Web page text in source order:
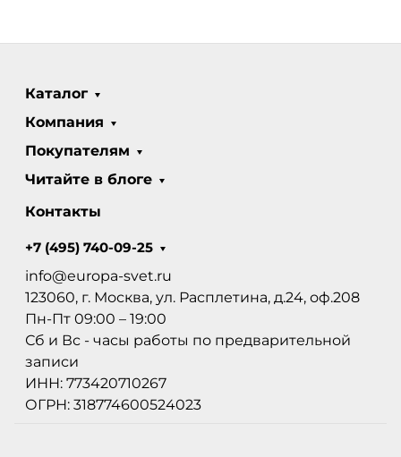
Каталог
Компания
Покупателям
Читайте в блоге
Контакты
+7 (495) 740-09-25
info@europa-svet.ru
123060, г. Москва, ул. Расплетина, д.24, оф.208
Пн-Пт 09:00 – 19:00
Сб и Вс - часы работы по предварительной
записи
ИНН: 773420710267
ОГРН: 318774600524023